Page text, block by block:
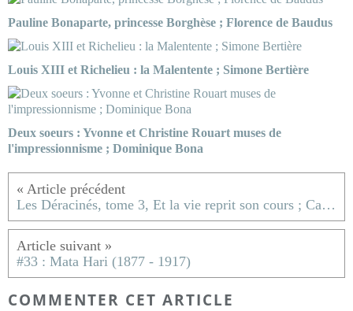
Pauline Bonaparte, princesse Borghèse ; Florence de Baudus
Louis XIII et Richelieu : la Malentente ; Simone Bertière
Deux soeurs : Yvonne et Christine Rouart muses de
l'impressionnisme ; Dominique Bona
Les Déracinés, tome 3, Et la vie reprit son cours ; Catherine Bardon
#33 : Mata Hari (1877 - 1917)
COMMENTER CET ARTICLE